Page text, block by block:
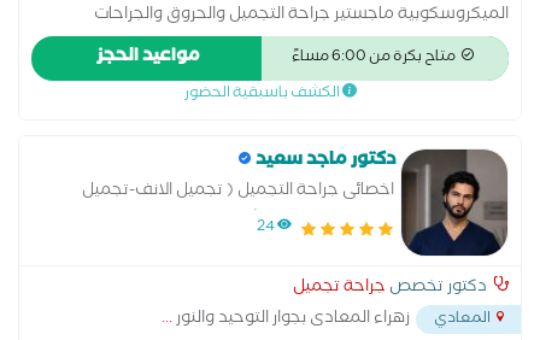
الميكروسكوبية ماجستير جراحة التجميل والحروق والجراحات
التعويضية والجراحات الميكروسكوبية مدرس مساعد جراحات التجميل
والحروق والجراحات التعويضية والجراحات الميكروسكوبية خبرة سبعة
سنوات فى مجال جراحات التجميل
متاح بكرة من 6:00 مساءً مواعيد الحجز
الكشف باسبقية الحضور
دكتور ماجد سعيد
اخصائى جراحة التجميل ( تجميل الانف-تجميل
الجفون و الجبهه - شد الوجه- نحت و تنسيق
24
دكتور تخصص جراحة تجميل
المعادي زهراء المعادى بجوار التوحيد والنور...